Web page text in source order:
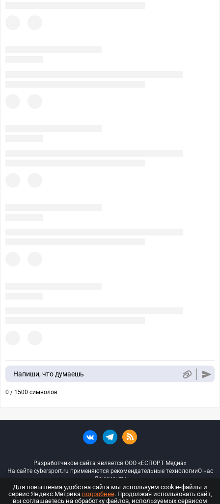
Напиши, что думаешь
0 / 1500 символов
Разработчиком сайта является ООО «ЕСПОРТ Медиа»
На сайте cybersport.ru применяются рекомендательные технологииО нас
Документы
© ООО «Киберспорт.ру» — Все права защищены
Для повышения удобства сайта мы используем cookie-файлы и
сервис Яндекс.Метрика подробнее. Продолжая использовать сайт,
вы соглашаетесь на обработку файлов, используемых сервисом